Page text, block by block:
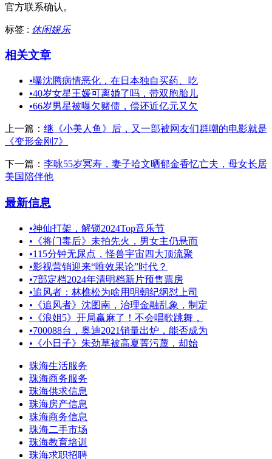
官方联系确认。
标签 : 休闲娱乐
相关文章
•曝沈腾病情恶化，在日本独自买药、吃
•40岁女星王媛可离婚了吗，带双胞胎儿
•66岁男星被曝欠赌债，偿还近亿元又欠
上一篇： 继《小美人鱼》后，又一部被网友们群嘲的电影就是
《变形金刚7》
下一篇： 李咏55岁冥寿，妻子哈文晒郁金香忆亡夫，母女长居
美国陪伴他
最新信息
•神仙打架，解锁2024Top音乐节
• 《将门毒后》未拍先火，男女主仍悬而
•115分钟无尿点，怪兽宇宙四大顶流聚
•影视营销迎来“唯效果论”时代？
•7部定档2024年清明档新片预售票房
•追风者：林樵松为啥用明朝纪纲怼上司
• 《追风者》沈图南，治理金融乱象，制定
• 《浪姐5》开局赢麻了！不会唱歌跳舞，
•700088台，奥迪2021销量出炉，能否成为
• 《小日子》朱劲草被高夏菁污蔑，却始
珠海生活服务
珠海商务服务
珠海供求信息
珠海房产信息
珠海商务信息
珠海二手市场
珠海教育培训
珠海求职招聘